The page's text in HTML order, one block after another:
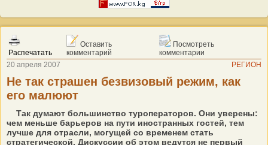
Распечатать
Оставить
комментарий
Посмотреть
комментарии
20 апреля 2007
РЕГИОН
Не так страшен безвизовый режим, как
его малюют
Так думают большинство туроператоров. Они уверены:
чем меньше барьеров на пути иностранных гостей, тем
лучше для отрасли, могущей со временем стать
стратегической. Дискуссии об этом ведутся не первый